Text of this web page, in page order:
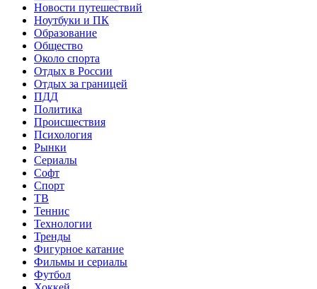
Новости путешествий
Ноутбуки и ПК
Образование
Общество
Около спорта
Отдых в России
Отдых за границей
ПДД
Политика
Происшествия
Психология
Рынки
Сериалы
Софт
Спорт
ТВ
Теннис
Технологии
Тренды
Фигурное катание
Фильмы и сериалы
Футбол